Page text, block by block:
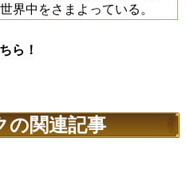
界中をさまよっている。
ら！
の関連記事